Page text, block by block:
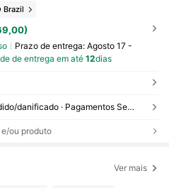
Brazil
Prazo de entrega: Agosto 17 -
de entrega em até 12dias
Reenviar se o item estiver perdido/danificado · Pagamentos Seguros · Proteção de privacidade
ou produto
Ver mais